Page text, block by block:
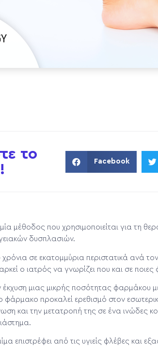
το
Facebook
μέθοδος που χρησιμοποιείται για τη
δυσπλασιών.
σε εκατομμύρια περιστατικά ανά
ο ιατρός να γνωρίζει που και σε ποιες
έκχυση μιας μικρής ποσότητας φαρμάκου
προκαλεί ερεθισμό στον
και την μετατροπή της σε ένα ινώδες
επιστρέφει από τις υγιείς φλέβες και